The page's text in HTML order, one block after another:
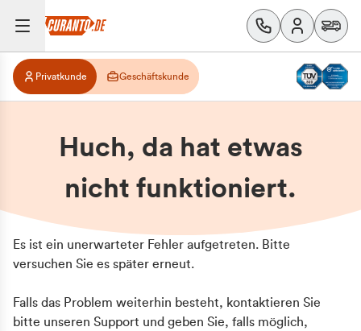
Privatkunde Geschäftskunde
Huch, da hat etwas
nicht funktioniert.
Es ist ein unerwarteter Fehler aufgetreten. Bitte
versuchen Sie es später erneut.
Falls das Problem weiterhin besteht, kontaktieren Sie
bitte unseren Support und geben Sie, falls möglich,